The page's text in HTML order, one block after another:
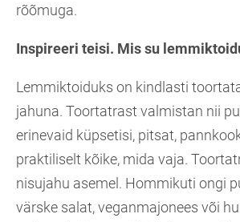
rõõmuga.
Inspireeri teisi. Mis su
Lemmiktoiduks on kindlasti
jahuna. Toortatrast valmistan nii
erinevaid küpsetisi, pitsat,
praktiliselt kõike, mida vaja.
nisujahu asemel. Hommikuti ongi
värske salat, veganmajonees või